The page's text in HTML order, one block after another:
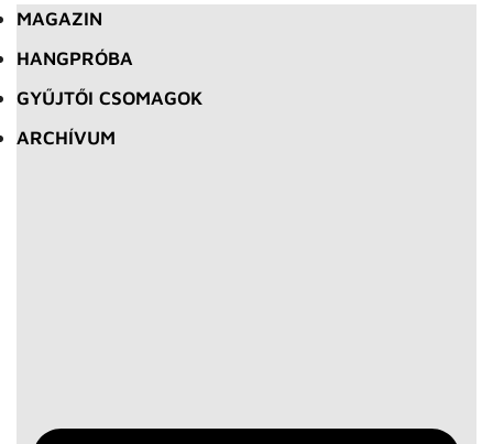
MAGAZIN
HANGPRÓBA
GYŰJTŐI CSOMAGOK
ARCHÍVUM